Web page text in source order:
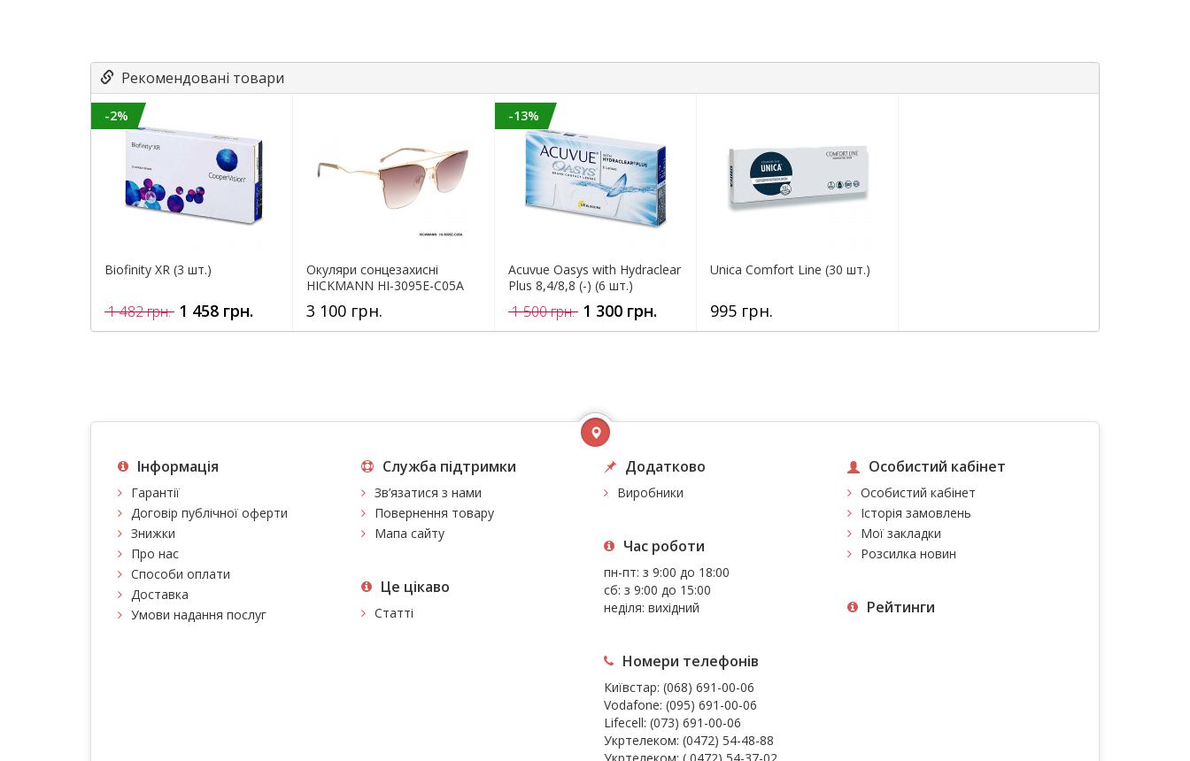
Рекомендовані товари
-2%
Biofinity XR (3 шт.)
1 482 грн. 1 458 грн.
Окуляри сонцезахисні
HICKMANN HI-3095E-C05A
3 100 грн.
-13%
Acuvue Oasys with Hydraclear
Plus 8,4/8,8 (-) (6 шт.)
1 500 грн. 1 300 грн.
Unica Comfort Line (30 шт.)
995 грн.
Інформація
Гарантії
Договір публічної оферти
Знижки
Про нас
Способи оплати
Доставка
Умови надання послуг
Служба підтримки
Зв’язатися з нами
Повернення товару
Мапа сайту
Це цiкаво
Статті
Додатково
Виробники
Час роботи
пн-пт: з 9:00 до 18:00
сб: з 9:00 до 15:00
неділя: вихідний
Номери телефонів
Київстар: (068) 691-00-06
Vodafone: (095) 691-00-06
Lifecell: (073) 691-00-06
Укртелеком: (0472) 54-48-88
Особистий кабінет
Особистий кабінет
Історія замовлень
Мої закладки
Розсилка новин
Рейтинги